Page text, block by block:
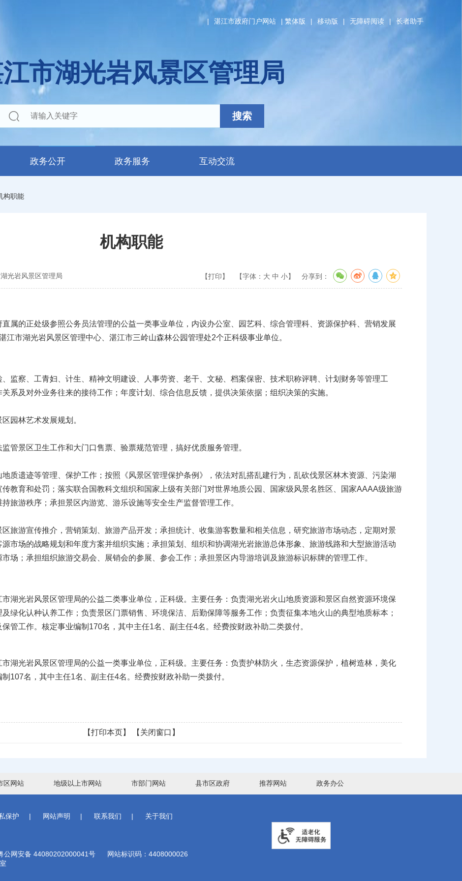
| 湛江市政府门户网站 | 繁体版 | 移动版 | 无障碍阅读 | 长者助手
市湖光岩风景区管理局
搜索
政务公开 政务服务 互动交流
构职能
机构职能
光岩风景区管理局 【打印】 【字体： 大 中 小】 分享到：
的正处级参照公务员法管理的公益一类事业单位，内设办公室、园艺科、综合管理科、资源保护科、营销发展
江市湖光岩风景区管理中心、湛江市三岭山森林公园管理处2个正科级事业单位。
察、工青妇、计生、精神文明建设、人事劳资、老干、文秘、档案保密、技术职称评聘、计划财务等管理工
系及对外业务往来的接待工作；年度计划、综合信息反馈，提供决策依据；组织决策的实施。
园林艺术发展规划。
景区卫生工作和大门口售票、验票规范管理，搞好优质服务管理。
遗迹等管理、保护工作；按照《风景区管理保护条例》，依法对乱搭乱建行为，乱砍伐景区林木资源、污染湖
教育和处罚；落实联合国教科文组织和国家上级有关部门对世界地质公园、国家级风景名胜区、国家AAAA级旅游
旅游秩序；承担景区内游览、游乐设施等安全生产监督管理工作。
游宣传推介，营销策划、旅游产品开发；承担统计、收集游客数量和相关信息，研究旅游市场动态，定期对景
市场的战略规划和年度方案并组织实施；承担策划、组织和协调湖光岩旅游总体形象、旅游线路和大型旅游活动
场；承担组织旅游交易会、展销会的参展、参会工作；承担景区内导游培训及旅游标识标牌的管理工作。
光岩风景区管理局的公益二类事业单位，正科级。主要任务：负责湖光岩火山地质资源和景区自然资源环境保
绿化认种认养工作；负责景区门票销售、环境保洁、后勤保障等服务工作；负责征集本地火山的典型地质标本；
管工作。核定事业编制170名，其中主任1名、副主任4名。经费按财政补助二类拨付。
光岩风景区管理局的公益一类事业单位，正科级。主要任务：负责护林防火，生态资源保护，植树造林，美化
107名，其中主任1名、副主任4名。经费按财政补助一类拨付。
【打印本页】 【关闭窗口】
区网站 地级以上市网站 市部门网站 县市区政府 推荐网站 政务办公
保护 | 网站声明 | 联系我们 | 关于我们
公网安备 44080202000041号
网站标识码：4408000026